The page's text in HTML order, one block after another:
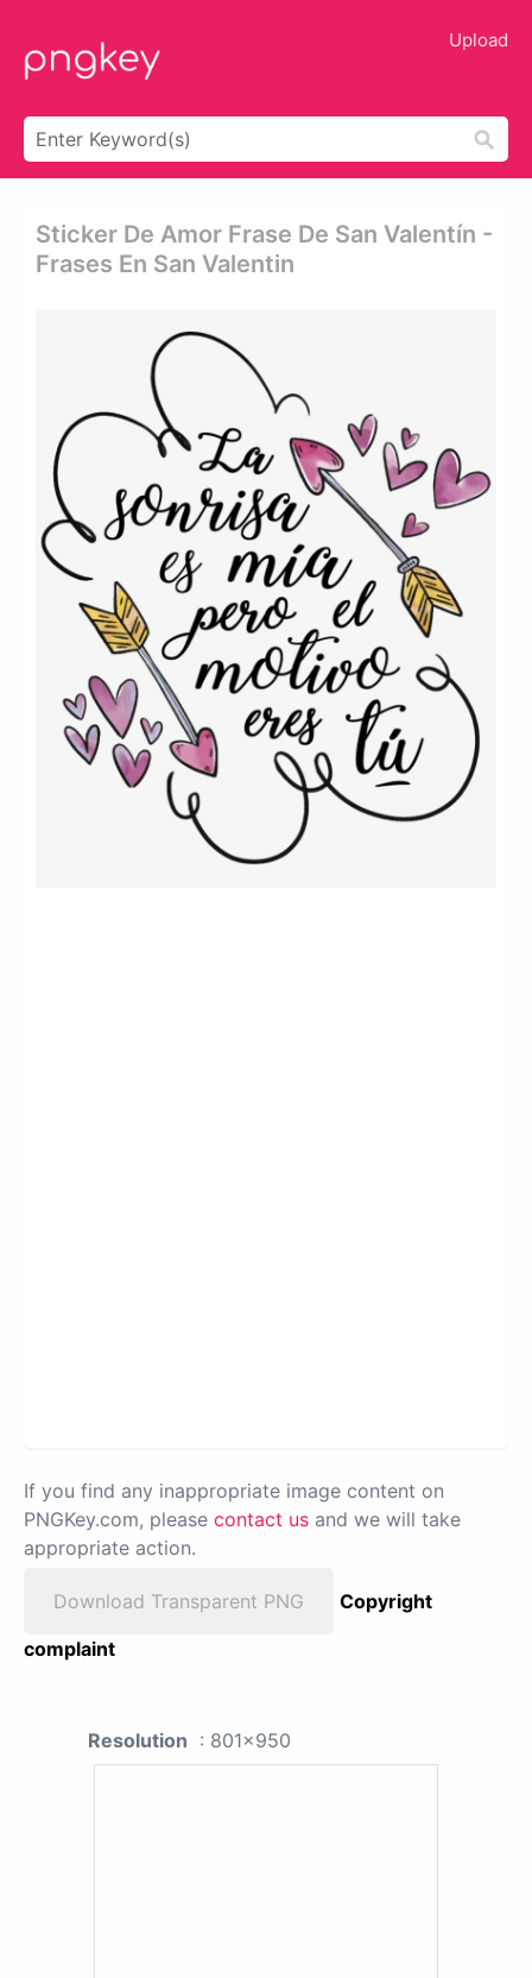
Upload
Sticker De Amor Frase De San Valentín -
Frases En San Valentin
If you find any inappropriate image content on
PNGKey.com, please contact us and we will take
appropriate action.
Download Transparent PNG
Copyright
complaint
Resolution : 801x950